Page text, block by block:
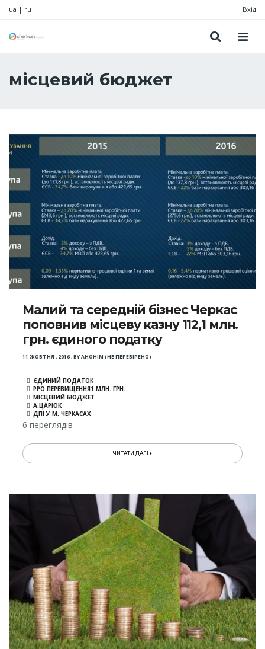
ua | ru Вхід
місцевий бюджет
Малий та середній бізнес Черкас
поповнив місцеву казну 112,1 млн.
грн. єдиного податку
11 ЖОВТНЯ , 2016,BYАНОНІМ (НЕ ПЕРЕВІРЕНО)
ЄДИНИЙ ПОДАТОК
РРО ПЕРЕВИЩЕННЯ1 МЛН. ГРН.
МІСЦЕВИЙ БЮДЖЕТ
А.ЦАРЮК
ДПІ У М. ЧЕРКАСАХ
6 переглядів
ЧИТАТИ ДАЛІ